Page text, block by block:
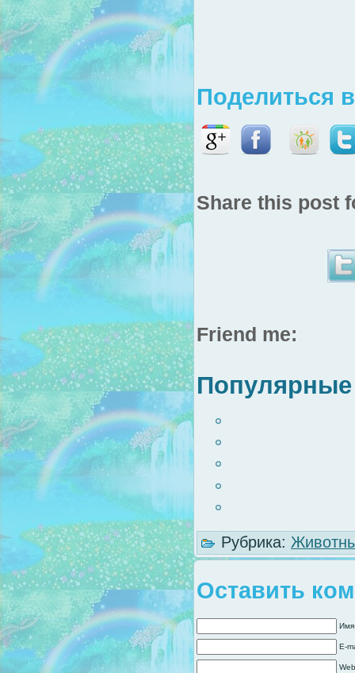
Поделиться
Share this post
Friend me:
Популярные
Рубрика:
Оставить
Имя
E-